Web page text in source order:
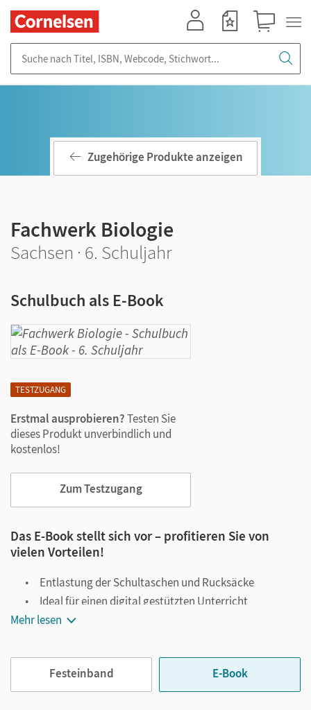
TESTZUGANG
Erstmal ausprobieren?Testen Sie
dieses Produkt unverbindlich und
kostenlos!
Zum Testzugang
Zugehörige Produkte anzeigen
Fachwerk Biologie
Sachsen · 6. Schuljahr
Schulbuch als E-Book
Das E-Book stellt sich vor – profitieren Sie von
vielen Vorteilen!
Entlastung der Schultaschen und Rucksäcke
Ideal für einen digital gestützten Unterricht
Notiz- und Markierungsmöglichkeit
Viele digitale Funktionen unterstützen das Lehren und
Lernen:
Mehr lesen
Festeinband E-Book